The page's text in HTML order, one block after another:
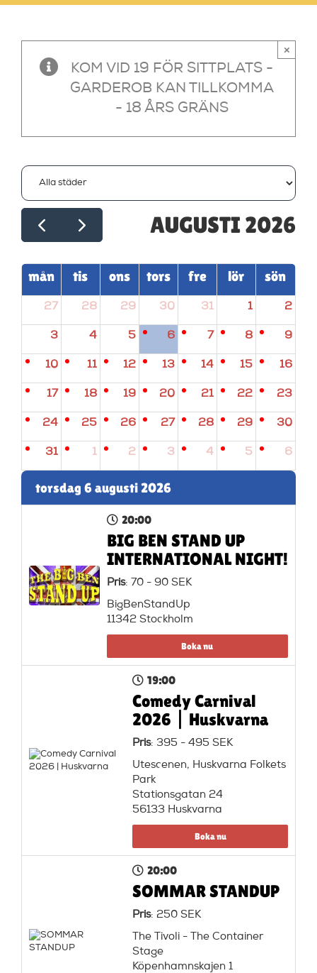
KOM VID 19 FÖR SITTPLATS -
GARDEROB KAN TILLKOMMA
- 18 ÅRS GRÄNS
×
AUGUSTI 2026
mån tis ons tors fre lör sön
27 28 29 30 31 1 2
3 4 5 6 7 8 9
10 11 12 13 14 15 16
17 18 19 20 21 22 23
24 25 26 27 28 29 30
31 1 2 3 4 5 6
torsdag 6 augusti 2026
20:00
BIG BEN STAND UP
INTERNATIONAL NIGHT!
Pris: 70 - 90 SEK
BigBenStandUp
11342 Stockholm
Boka nu
19:00
Comedy Carnival
2026 | Huskvarna
Pris: 395 - 495 SEK
Utescenen, Huskvarna Folkets
Park
Stationsgatan 24
56133 Huskvarna
Boka nu
20:00
SOMMAR STANDUP
Pris: 250 SEK
The Tivoli - The Container
Stage
Köpenhamnskajen 1